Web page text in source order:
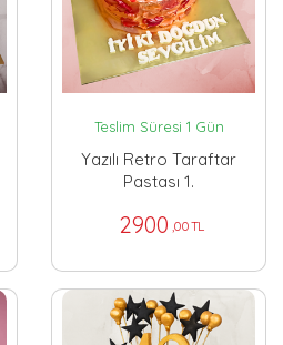
Teslim Süresi 1 Gün
Yazılı Retro Taraftar
Pastası 1.
2900 ,00 TL